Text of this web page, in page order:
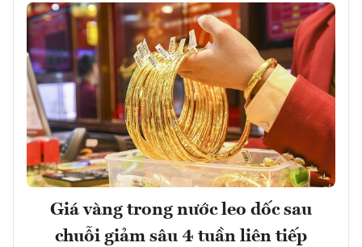
Giá vàng trong nước leo dốc sau
chuỗi giảm sâu 4 tuần liên tiếp